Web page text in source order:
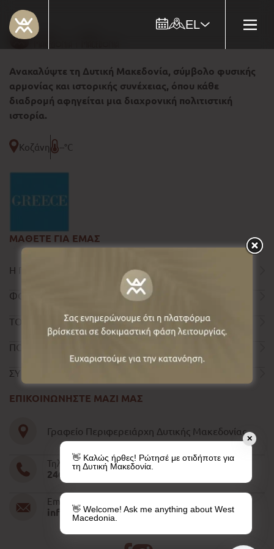
EL
Ανακαλύψτε τη Δυτική Μακεδονία, σύμβολο φυσικής
αρμονίας και ιστορικής συνέχειας, όπου κάθε
διαδρομή αφηγείται μια διαχρονική πολιτιστική
ιστορία.
Κοζάνη --°C
ΜΑΘΕΤΕ ΓΙΑ ΕΜΑΣ
Η ΠΕΡΙΦΕΡΕΙΑ
ΦΟΡΜΑ ΕΠΙΚΟΙΝΩΝΙΑΣ
ΤΟΥΡΙΣΤΙΚΟΣ ΟΔΗΓΟΣ
ΠΟΛΙΤΙΚΗ ΑΠΟΡΡΗΤΟΥ
ΣΥΝΤΕΛΕΣΤΕΣ
ΕΠΙΚΟΙΝΩΝΗΣΤΕ ΜΑΖΙ ΜΑΣ
Γραφείο Περιφερειάρχη Δυτικής Μακεδονίας
Τηλέφωνο
2461052610-11-15
Email
info@pdm.gov.gr
✕
👋 Καλώς ήρθες! Ρώτησέ με οτιδήποτε για
τη Δυτική Μακεδονία.
👋 Welcome! Ask me anything about West
Macedonia.